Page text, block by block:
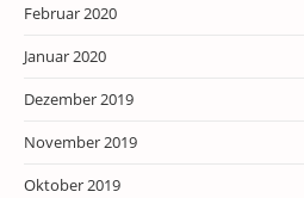
Februar 2020
Januar 2020
Dezember 2019
November 2019
Oktober 2019